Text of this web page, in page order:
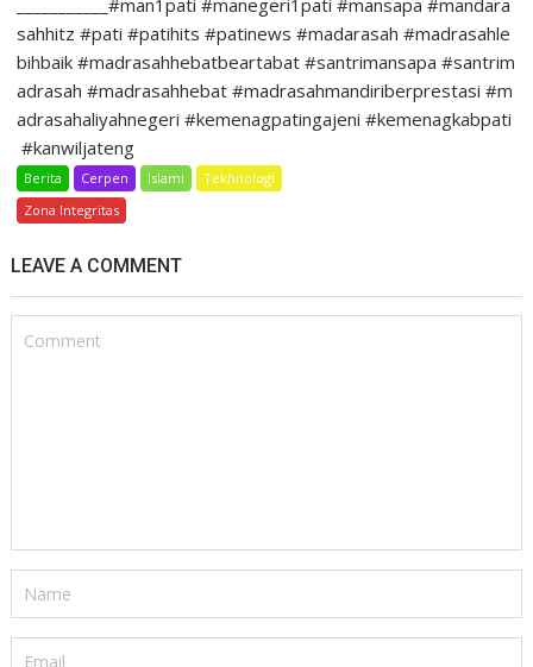
___________#man1pati #manegeri1pati #mansapa #mandara
sahhitz #pati #patihits #patinews #madarasah #madrasahle
bihbaik #madrasahhebatbeartabat #santrimansapa #santrim
adrasah #madrasahhebat #madrasahmandiriberprestasi #m
adrasahaliyahnegeri #kemenagpatingajeni #kemenagkabpati
#kanwiljateng
Berita Cerpen Islami Tekhnologi
Zona Integritas
LEAVE A COMMENT